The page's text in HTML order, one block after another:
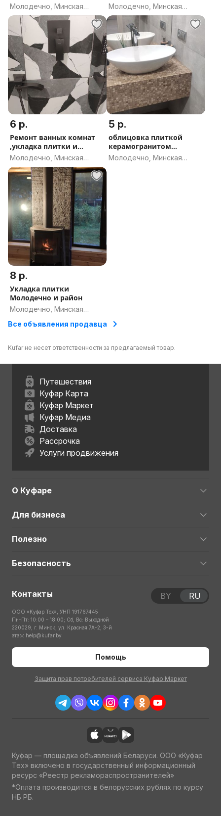
Молодечно, Минская
область
Молодечно, Минская
область
6 р.
Ремонт ванных комнат
,укладка плитки и
отделка
Молодечно, Минская
область
5 р.
облицовка плиткой
керамогранитом
мозайкой
Молодечно, Минская
8 р.
Укладка плитки
Молодечно и район
Молодечно, Минская
Все объявления продавца
Kufar не несет ответственности за предлагаемый товар.
Путешествия
Куфар Карта
Куфар Маркет
Куфар Медиа
Доставка
Рассрочка
Услуги продвижения
О Куфаре
Для бизнеса
Полезно
Безопасность
Контакты
ООО «Куфар Тех», УНП 191767445
Пн-Пт: 10:00 – 18:00; Сб, Вс: Выходной
220029, г. Минск, ул. Красная 7А-2, 3-й
этаж help@kufar.by
Помощь
Защита прав потребителей сервиса Куфар Маркет
BY RU
Куфар — площадка объявлений Беларуси. ООО «Куфар
Тех» включено в государственный информационный
ресурс «Реестр рекламораспространителей»
*Оплата производится в белорусских рублях по курсу
НБ РБ.